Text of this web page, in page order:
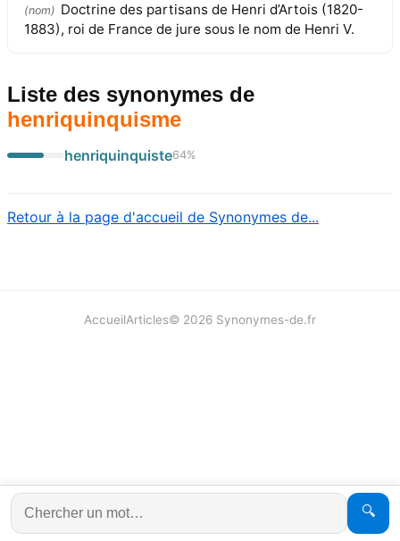
(nom) Doctrine des partisans de Henri d’Artois (1820-
1883), roi de France de jure sous le nom de Henri V.
Liste des synonymes de
henriquinquisme
henriquinquiste64%
Retour à la page d'accueil de Synonymes de...
🔍
AccueilArticles© 2026 Synonymes-de.fr